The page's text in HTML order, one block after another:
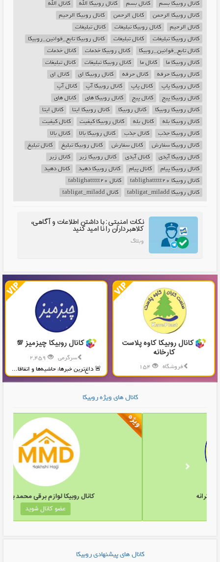
کانال روبیکا بسم کانال بسم کانال روبیکا الله
کانال الله
کانال روبیکا الرحمن
کانال الرحمن
کانال روبیکا الرحیم
کانال الرحیم
کانال روبیکا تبلیغات
کانال تبلیغات
کانال روبیکا تبلیغات
کانال تبلیغات
کانال روبیکا تابع_قوانین_روبیکا
کانال تابع_قوانین_روبیکا
کانال روبیکا خدمات
کانال خدمات
کانال روبیکا ما
کانال ما کانال روبیکا تبلیغات
کانال تبلیغات
کانال روبیکا حرفه
کانال حرفه کانال روبیکا ای
کانال ای
کانال روبیکا پاپ
کانال پاپ کانال روبیکا آپ
کانال آپ
کانال روبیکا پیج
کانال پیج کانال روبیکا های
کانال های
کانال روبیکا روبیکا
کانال روبیکا کانال روبیکا ایتا
کانال ایتا
کانال روبیکا بله
کانال بله کانال روبیکا کیفیت
کانال کیفیت
کانال روبیکا جذب
کانال جذب کانال روبیکا بالا
کانال بالا
کانال روبیکا سفارش
کانال سفارش کانال روبیکا تبلیغ
کانال تبلیغ
کانال روبیکا آیدی
کانال آیدی کانال روبیکا زیر
کانال زیر
کانال روبیکا پیام
کانال پیام کانال روبیکا دهید
کانال دهید
کانال روبیکا tablighattttt20
کانال tablighattttt20
کانال روبیکا tabligat_miladd
کانال tabligat_miladd
نکات امنیتی: با داشتن اطلاعات و آگاهی،
کلاهبرداران را نا امید کنید
وبلاگ
کانال روبیکا کاوه پلاست
کارخانه
فروشگاه
تولید و پخش محصولات پلاستیکی...
کانال روبیکا چیزمیز 💯
سرگرمی
🚨 داغ‌ترین خبرها، حاشیه‌ها و اتفاقا...
کانال های ویژه روبیکا
کانال کانال روبیکا لباس زنانه و دخترانه
کانال های پیشنهادی روبیکا